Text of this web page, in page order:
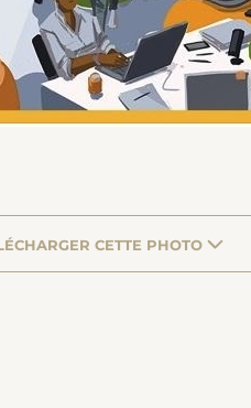
CETTE PHOTO